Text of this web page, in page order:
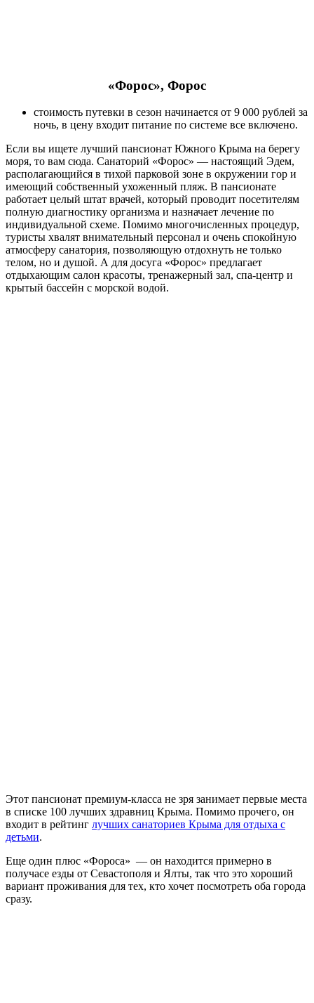
«Форос», Форос
стоимость путевки в сезон начинается от 9 000 рублей за
ночь, в цену входит питание по системе все включено.
Если вы ищете лучший пансионат Южного Крыма на берегу
моря, то вам сюда. Санаторий «Форос» — настоящий Эдем,
располагающийся в тихой парковой зоне в окружении гор и
имеющий собственный ухоженный пляж. В пансионате
работает целый штат врачей, который проводит посетителям
полную диагностику организма и назначает лечение по
индивидуальной схеме. Помимо многочисленных процедур,
туристы хвалят внимательный персонал и очень спокойную
атмосферу санатория, позволяющую отдохнуть не только
телом, но и душой. А для досуга «Форос» предлагает
отдыхающим салон красоты, тренажерный зал, спа-центр и
крытый бассейн с морской водой.
Этот пансионат премиум-класса не зря занимает первые места
в списке 100 лучших здравниц Крыма. Помимо прочего, он
входит в рейтинг лучших санаториев Крыма для отдыха с
детьми.
Еще один плюс «Фороса» — он находится примерно в
получасе езды от Севастополя и Ялты, так что это хороший
вариант проживания для тех, кто хочет посмотреть оба города
сразу.